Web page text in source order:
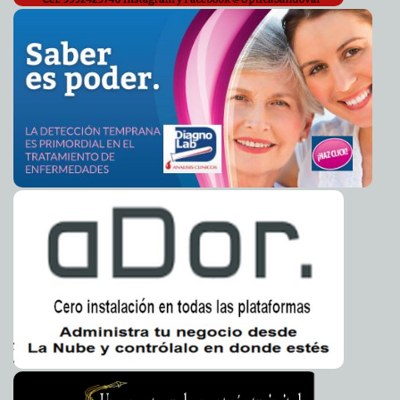
2014-04-03 16:31:15 Liberan a hermana de Granier después de 13 días
Eduardo Ignacio Ramos Pérez
2014-04-03 16:28:54 Turquía termina con el bloqueo de Twitter
Claudia Sofía
Gómez Infante
2014-04-03 16:26:46 Consideran razonable que Telmex tenga televisión en
2017 Claudia Sofía Gómez Infante
Las armas ilegales, ya comunes en México por la
inseguridad Claudia Sofía Gómez Infante
2014-04-03 07:14:07 Luz verde a las demandas de Slim y Azcárraga Claudia
Sofía Gómez Infante
2014-04-03 07:11:42 FBI investiga a Citigroup por fraude en México Carmen
2014-04-03 07:09:01 Negocia EE.UU la extradición de "El Chapo"
Armando León Borges
2014-04-03 07:06:20 Nace otro niño afuera de un hospital mexicano
Sofía Gómez Infante
2014-04-03 07:06:20 Nace otro niño afuera de un hospital mexicano
Sofía Gómez Infante
2014-04-03 07:03:01 WhatsApp impone un nuevo récord: 20,000 millones de
mensajes al día Carmen Alicia Briceño Sánchez
2014-04-03 07:01:10 ¿Por qué algunos sí pueden recordar sus sueños?
Carmen Alicia Briceño Sánchez